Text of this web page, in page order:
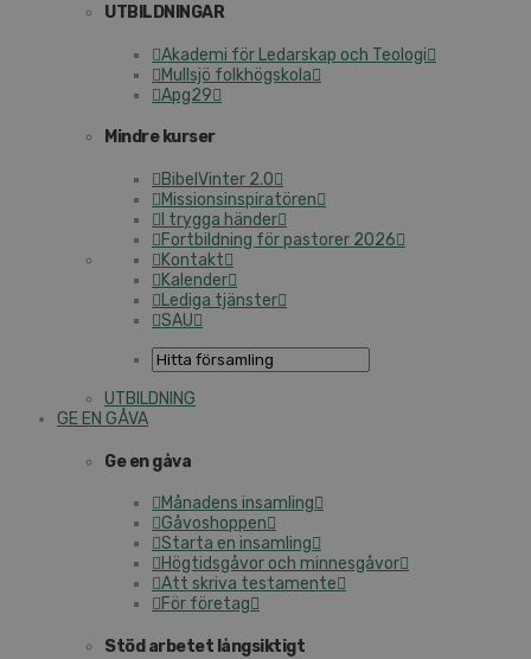
UTBILDNINGAR
Akademi för Ledarskap och Teologi
Mullsjö folkhögskola
Apg29
Mindre kurser
BibelVinter 2.0
Missionsinspiratören
I trygga händer
Fortbildning för pastorer 2026
Kontakt
Kalender
Lediga tjänster
SAU
UTBILDNING
GE EN GÅVA
Ge en gåva
Månadens insamling
Gåvoshoppen
Starta en insamling
Högtidsgåvor och minnesgåvor
Att skriva testamente
För företag
Stöd arbetet långsiktigt